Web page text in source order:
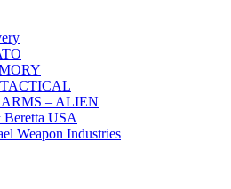
– ALIEN
Beretta USA
Weapon Industries